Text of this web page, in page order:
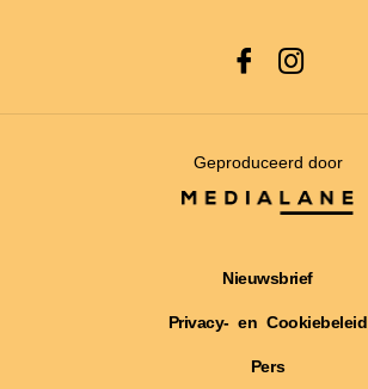
Geproduceerd door
Nieuwsbrief
Privacy- en Cookiebeleid
Pers